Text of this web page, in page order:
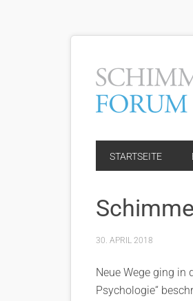
STARTSEITE
30. APRIL 2018
Neue Wege ging in
Psychologie“